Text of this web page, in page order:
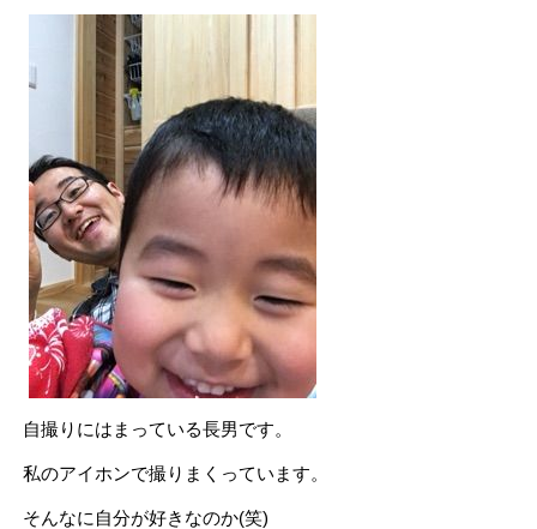
自撮りにはまっている長男です。
私のアイホンで撮りまくっています。
そんなに自分が好きなのか(笑)